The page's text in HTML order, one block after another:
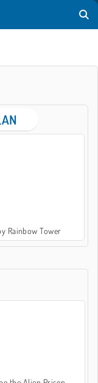
Rainbow Tower